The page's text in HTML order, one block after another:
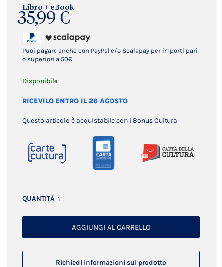
Libro + eBook
35,99 €
Puoi pagare anche con PayPal e/o Scalapay per importi pari
o superiori a 50€
Disponibile
RICEVILO ENTRO IL 26 AGOSTO
Questo articolo è acquistabile con i Bonus Cultura
QUANTITÀ
AGGIUNGI AL CARRELLO
Richiedi informazioni sul prodotto